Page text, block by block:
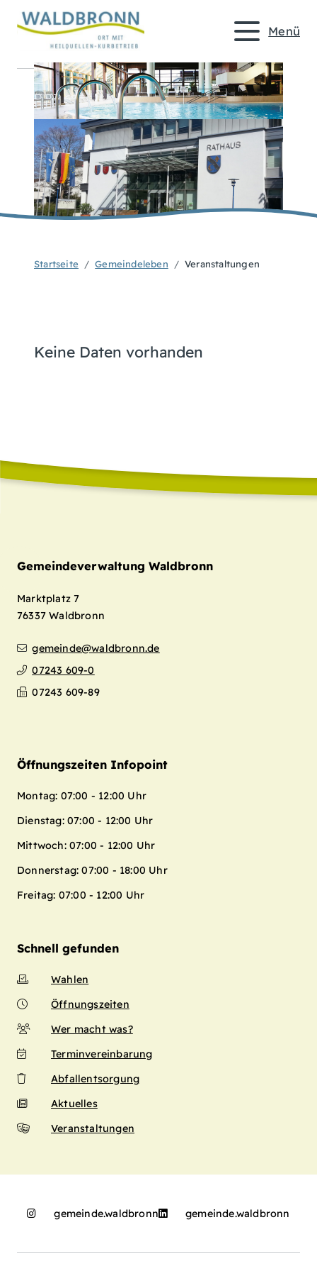
Menü
Startseite Gemeindeleben Veranstaltungen
Keine Daten vorhanden
Gemeindeverwaltung Waldbronn
Marktplatz 7
76337 Waldbronn
gemeinde@waldbronn.de
07243 609-0
07243 609-89
Öffnungszeiten Infopoint
Montag: 07:00 - 12:00 Uhr
Dienstag: 07:00 - 12:00 Uhr
Mittwoch: 07:00 - 12:00 Uhr
Donnerstag: 07:00 - 18:00 Uhr
Freitag: 07:00 - 12:00 Uhr
Schnell gefunden
Wahlen
Öffnungszeiten
Wer macht was?
Terminvereinbarung
Abfallentsorgung
Aktuelles
Veranstaltungen
gemeinde.waldbronn gemeinde.waldbronn